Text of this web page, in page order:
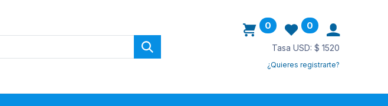
0 0
Tasa USD: $ 1520
¿Quieres registrarte?